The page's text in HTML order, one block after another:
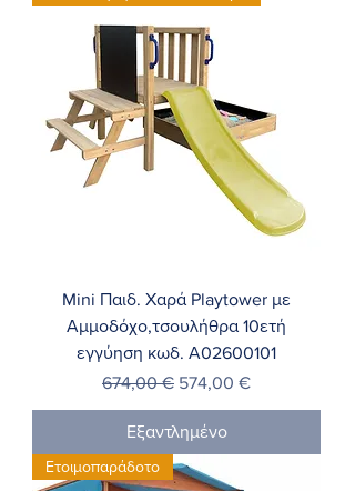
Mini Παιδ. Χαρά Playtower με
Αμμοδόχο,τσουλήθρα 10ετή
εγγύηση κωδ. Α02600101
Κανονική τιμή
674,00 € Τιμή Έκπτωσης
574,00 €
Εξαντλημένο
Ετοιμοπαράδοτο